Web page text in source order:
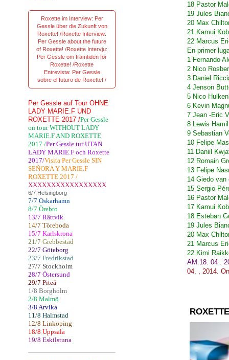
18 Pastor
19 Jules
20 Max
21 Kamui
22 Marcus
En primer
1 Fernando
2 Nico
3 Daniel
4 Jenson
5 Nico
6 Kevin
7 Jean -Eric
8 Lewis
9 Sebastian
10 Felipe
11 Daniil
12 Romain
13 Felipe
14 Giedo van
15 Sergio
16 Pastor
17 Kamui
18 Esteban
19 Jules
20 Max
21 Marcus
22 Kimi
AM.18. 04 .
04. , 2014.
Roxette im Interview: Per
Gessle über die Zukunft von
Roxette! /Roxette Interview:
Per Gessle about the future
of Roxette! /Roxette Intervju:
Per Gessle om framtiden för
Roxette! /Roxette
Entrevista: Per Gessle
sobre el futuro de Roxette! /
Per Gessle auf Tour OHNE
LADY MARIE.F UND
ROXETTE 2017 /Per Gessle
on tour WITHOUT LADY
MARIE.F AND ROXETTE
2017 /Per Gessle tur UTAN
LADY MARIE.F och Roxette
2017/Visita Per Gessle SIN
SEÑORA Y MARIE.F
ROXETTE 2017 /
XXXXXXXXXXXXXXXXX
6/7 Helsingborg
7/7 Oskarhamn
8/7 Örebro
13/7 Rättvik
14/7 Töreboda
15/7 Karlskrona
21/7 Grebbestad
22/7 Göteborg
23/7 Fredrikstad
27/7 Stockholm
28/7 Östersund
29/7 Piteå
1/8 Borgholm
2/8 Malmö
3/8 Arvika
11/8 Halmstad
12/8 Linköping
18/8 Uppsala
19/8 Eskilstuna